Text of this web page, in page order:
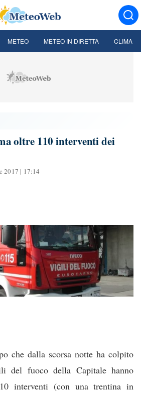
METEO METEO IN DIRETTA CLIMA
oltre 110 interventi dei
2017 | 17:14
che dalla scorsa notte ha colpito
del fuoco della Capitale hanno
interventi (con una trentina in